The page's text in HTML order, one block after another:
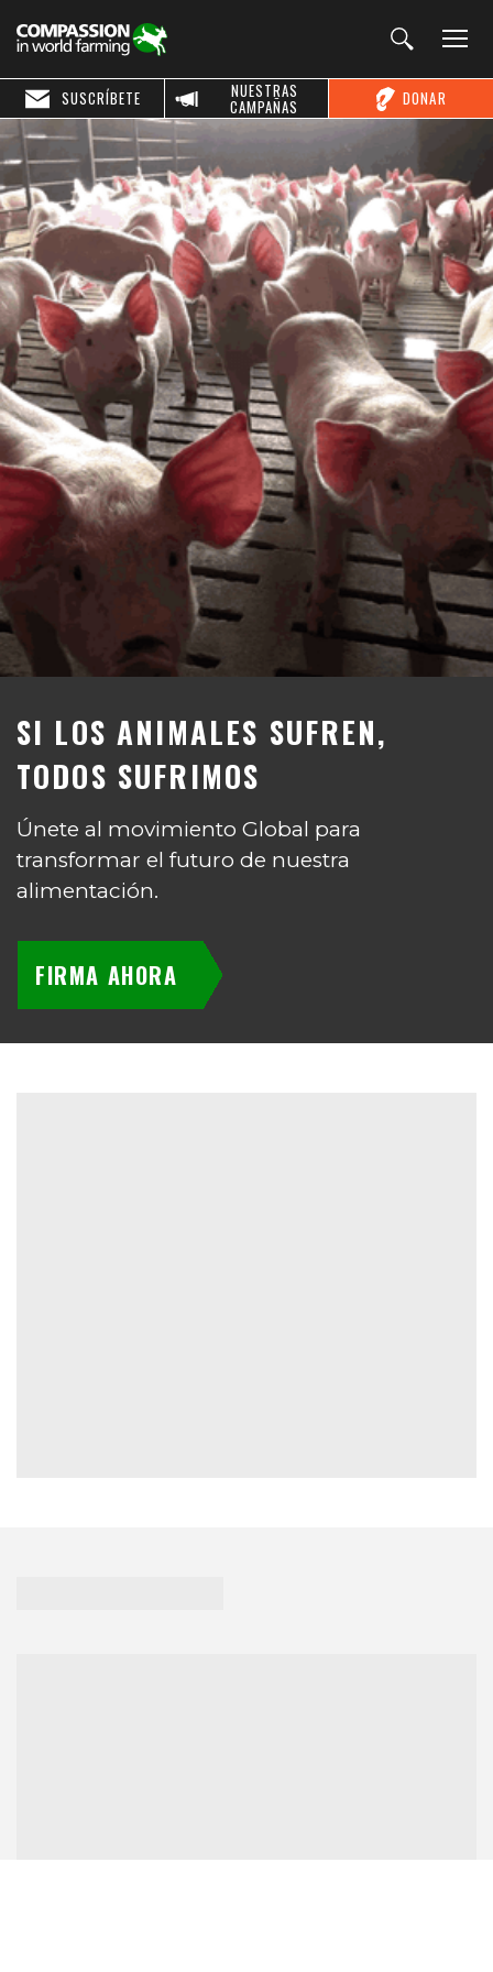
DONAR
NUESTRAS
CAMPAÑAS
SUSCRÍBETE
SI LOS ANIMALES SUFREN,
TODOS SUFRIMOS
Únete al movimiento Global para
transformar el futuro de nuestra
alimentación.
FIRMA AHORA